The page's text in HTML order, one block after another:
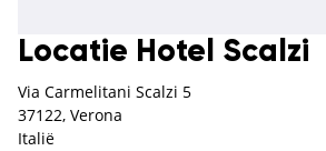
Locatie Hotel Scalzi
Via Carmelitani Scalzi 5
37122, Verona
Italië